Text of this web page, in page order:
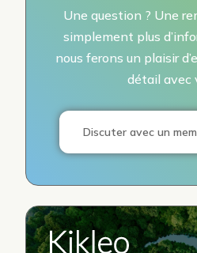
Une question ? Une
simplement plus
nous ferons un plaisir
détail avec
Discuter avec un